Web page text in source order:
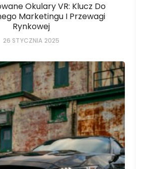
Okulary VR: Klucz Do
Marketingu I Przewagi
Rynkowej
26 STYCZNIA 2025